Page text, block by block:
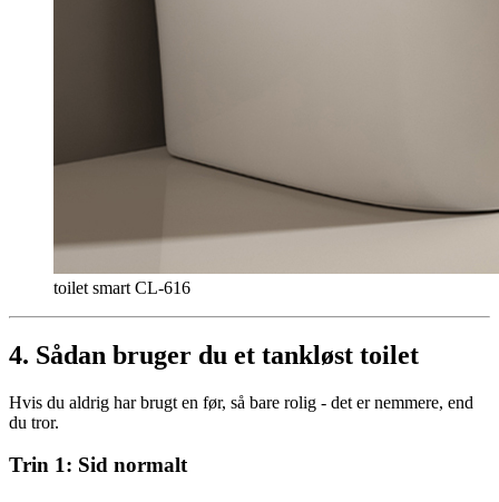
toilet smart CL-616
4. Sådan bruger du et tankløst toilet
Hvis du aldrig har brugt en før, så bare rolig - det er nemmere, end
du tror.
Trin 1: Sid normalt